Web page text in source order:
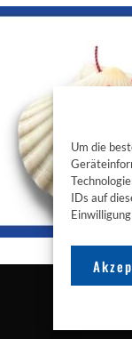
Um die
IDs auf